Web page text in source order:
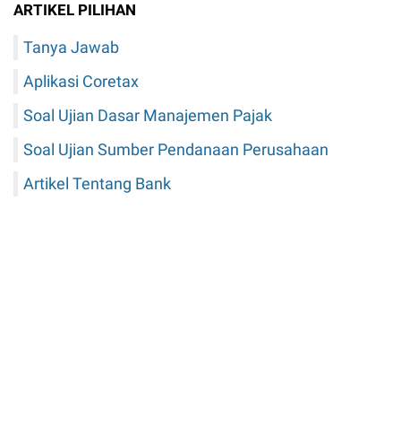
ARTIKEL PILIHAN
Tanya Jawab
Aplikasi Coretax
Soal Ujian Dasar Manajemen Pajak
Soal Ujian Sumber Pendanaan Perusahaan
Artikel Tentang Bank